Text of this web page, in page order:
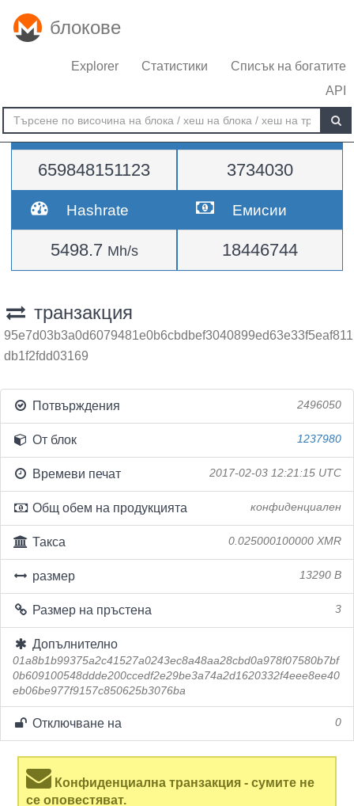
блокове
Explorer Статистики
Списък на богатите
API
Трудност
659848151123
височина
3734030
Hashrate
5498.7 Mh/s
Емисии
18446744
транзакция
95e7d03b3a0d6079481e0b6cbdbef3040899ed63e33f5eaf811
db1f2fdd03169
Потвърждения 2496050
От блок 1237980
Времеви печат 2017-02-03 12:21:15 UTC
Общ обем на продукцията конфиденциален
Такса 0.025000100000 XMR
размер 13290 B
Размер на пръстена 3
Допълнително
01a8b1b99375a2c41527a0243ec8a48aa28cbd0a978f07580b7bf
0b609100548ddde200ccedf2e29be3a74a2d1620332f4eee8ee40
eb06be977f9157c850625b3076ba
Отключване на 0
Конфиденциална транзакция - сумите не
се оповестяват.